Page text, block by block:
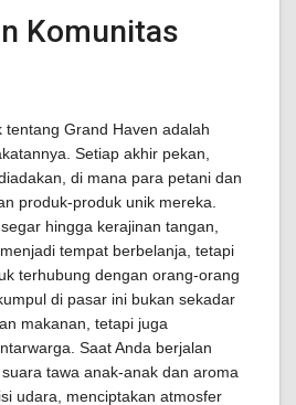
Komunitas
tentang Grand Haven adalah
Setiap akhir pekan,
di mana para petani dan
produk-produk unik mereka.
hingga kerajinan tangan,
tempat berbelanja, tetapi
terhubung dengan orang-orang
di pasar ini bukan sekadar
makanan, tetapi juga
Saat Anda berjalan
tawa anak-anak dan aroma
udara, menciptakan atmosfer